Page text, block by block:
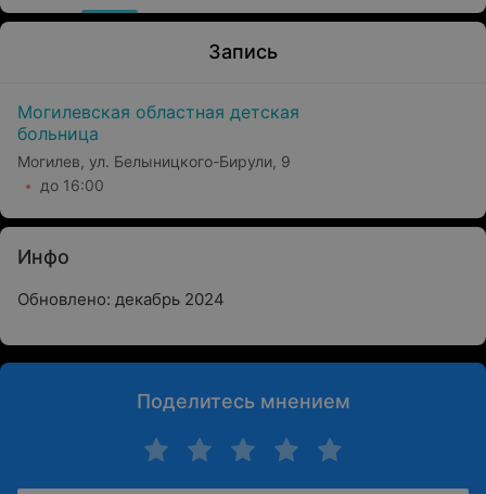
Запись
Могилевская областная детская
больница
Могилев, ул. Белыницкого-Бирули, 9
до 16:00
Инфо
Обновлено: декабрь 2024
Поделитесь мнением